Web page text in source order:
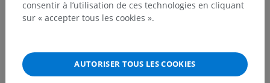
Hiérarchie anatomique
Anatomie vétérinaire
consentir à l’utilisation de ces technologies en cliquant
sur « accepter tous les cookies ».
AUTORISER TOUS LES COOKIES